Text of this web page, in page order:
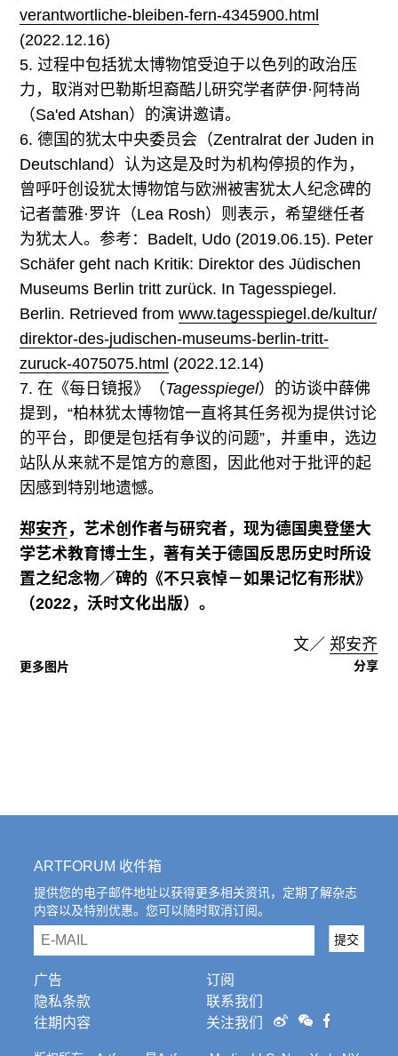
verantwortliche-bleiben-fern-4345900.html
(2022.12.16)
5. 过程中包括犹太博物馆受迫于以色列的政治压
力，取消对巴勒斯坦裔酷儿研究学者萨伊·阿特尚
（Sa'ed Atshan）的演讲邀请。
6. 德国的犹太中央委员会（Zentralrat der Juden in
Deutschland）认为这是及时为机构停损的作为，
曾呼吁创设犹太博物馆与欧洲被害犹太人纪念碑的
记者蕾雅·罗许（Lea Rosh）则表示，希望继任者
为犹太人。参考：Badelt, Udo (2019.06.15). Peter
Schäfer geht nach Kritik: Direktor des Jüdischen
Museums Berlin tritt zurück. In Tagesspiegel.
Berlin. Retrieved fromwww.tagesspiegel.de/kultur/
direktor-des-judischen-museums-berlin-tritt-
zuruck-4075075.html (2022.12.14)
7. 在《每日镜报》（Tagesspiegel）的访谈中薛佛
提到，“柏林犹太博物馆一直将其任务视为提供讨论
的平台，即便是包括有争议的问题”，并重申，选边
站队从来就不是馆方的意图，因此他对于批评的起
因感到特别地遗憾。
郑安齐，艺术创作者与研究者，现为德国奥登堡大
学艺术教育博士生，著有关于德国反思历史时所设
置之纪念物／碑的《不只哀悼－如果记忆有形狀》
（2022，沃时文化出版）。
文／ 郑安齐
更多图片 分享
ARTFORUM 收件箱
提供您的电子邮件地址以获得更多相关资讯，定期了解杂志
内容以及特别优惠。您可以随时取消订阅。
email 提交
广告
隐私条款
往期内容
订阅
联系我们
关注我们